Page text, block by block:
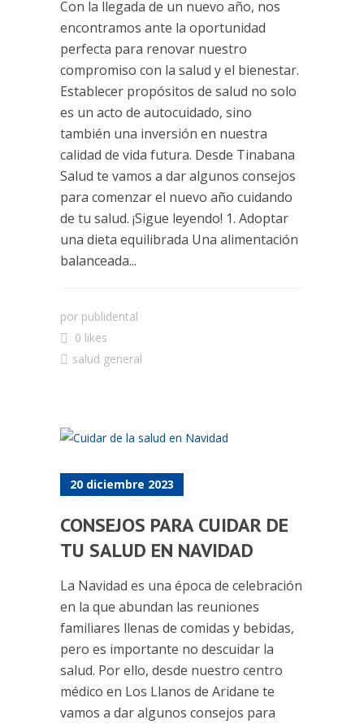
Con la llegada de un nuevo año, nos
encontramos ante la oportunidad
perfecta para renovar nuestro
compromiso con la salud y el bienestar.
Establecer propósitos de salud no solo
es un acto de autocuidado, sino
también una inversión en nuestra
calidad de vida futura. Desde Tinabana
Salud te vamos a dar algunos consejos
para comenzar el nuevo año cuidando
de tu salud. ¡Sigue leyendo! 1. Adoptar
una dieta equilibrada Una alimentación
balanceada...
por publidental
0 likes
salud general
20 diciembre 2023
CONSEJOS PARA CUIDAR DE
TU SALUD EN NAVIDAD
La Navidad es una época de celebración
en la que abundan las reuniones
familiares llenas de comidas y bebidas,
pero es importante no descuidar la
salud. Por ello, desde nuestro centro
médico en Los Llanos de Aridane te
vamos a dar algunos consejos para